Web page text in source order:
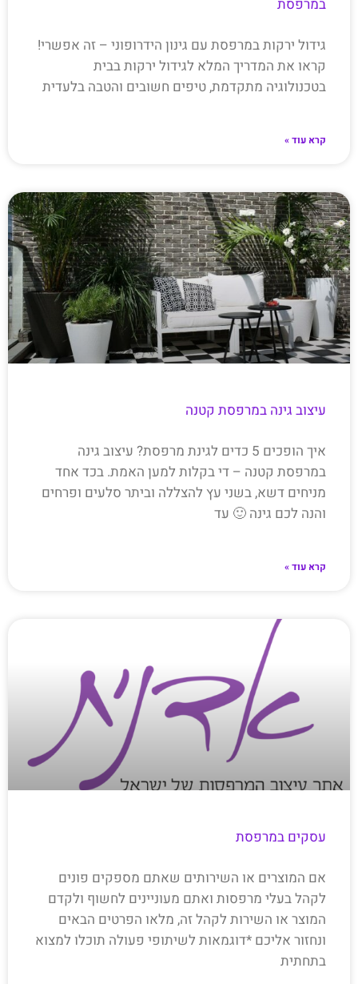
במרפסת
גידול ירקות במרפסת עם גינון הידרופוני – זה אפשרי!
קראו את המדריך המלא לגידול ירקות בבית
בטכנולוגיה מתקדמת, טיפים חשובים והטבה בלעדית
קרא עוד »
עיצוב גינה במרפסת קטנה
איך הופכים 5 כדים לגינת מרפסת? עיצוב גינה
במרפסת קטנה – די בקלות למען האמת. בכד אחד
מניחים דשא, בשני עץ להצללה וביתר סלעים ופרחים
והנה לכם גינה 🙂 עד
קרא עוד »
עסקים במרפסת
אם המוצרים או השירותים שאתם מספקים פונים
לקהל בעלי מרפסות ואתם מעוניינים לחשוף ולקדם
המוצר או השירות לקהל זה, מלאו הפרטים הבאים
ונחזור אליכם *דוגמאות לשיתופי פעולה תוכלו למצוא
בתחתית